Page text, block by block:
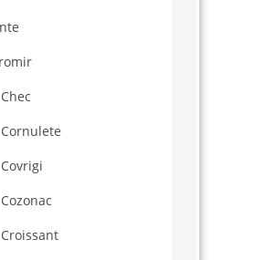
Chec
Cornulete
Covrigi
Cozonac
Croissant